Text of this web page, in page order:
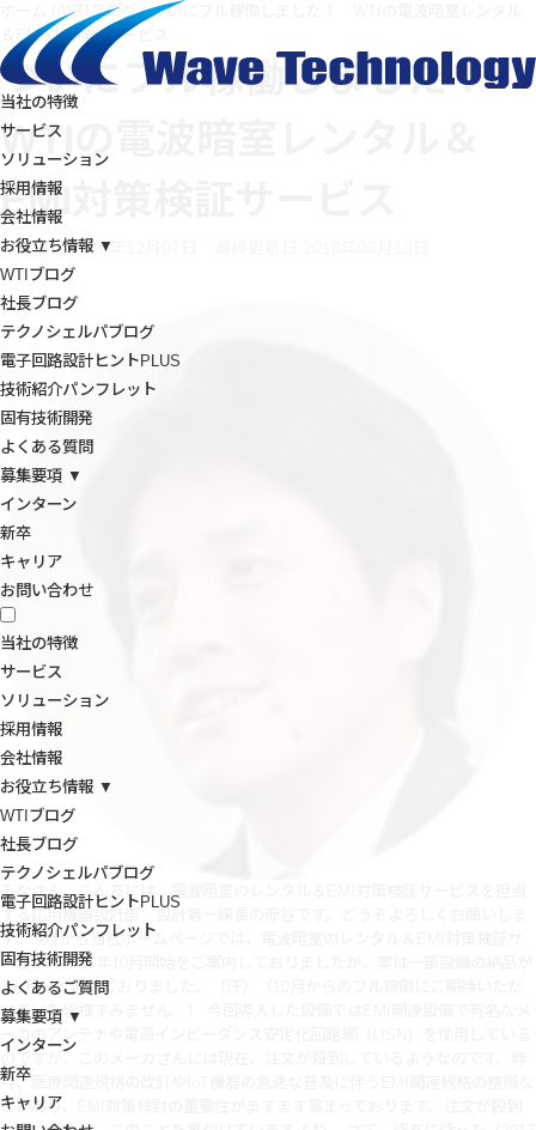
当社の特徴
サービス
ソリューション
採用情報
会社情報
お役立ち情報 ▼
WTIブログ
社長ブログ
テクノシェルパブログ
電子回路設計ヒントPLUS
技術紹介パンフレット
固有技術開発
よくある質問
募集要項 ▼
インターン
新卒
キャリア
お問い合わせ
当社の特徴
サービス
ソリューション
採用情報
会社情報
お役立ち情報 ▼
WTIブログ
社長ブログ
テクノシェルパブログ
電子回路設計ヒントPLUS
技術紹介パンフレット
固有技術開発
よくあるご質問
募集要項 ▼
インターン
新卒
キャリア
WTIブログ / ついにフル稼働しました！ WTIの電波暗室レンタル
＆EMI対策検証サービス
ついにフル稼働しました！
WTIの電波暗室レンタル＆
EMI対策検証サービス
投稿日:2016年12月07日
みなさん、こんちには。電波暗室のレンタル＆EMI対策検証サービスを担当
する応用機器設計部 設計第一課長の赤谷です。どうぞよろしくお願いしま
す。 9月から当社ホームページでは、電波暗室のレンタル＆EMI対策検証サ
ービスの2016年10月開始をご案内しておりましたが、実は一部設備の納品が
2ヵ月ほど遅れておりました。（汗）（10月からのフル稼働にご期待いただ
いていた皆様すみません。）
ーカのアンテナや電源インピーダンス安定化回路網（LISN）を使用している
今、医療関連規格の改訂やIoT機器の急速な普及に伴うEMI関連規格の整備な
どがあり、EMI対策検討の重要性がますます高まっております。注文が殺到